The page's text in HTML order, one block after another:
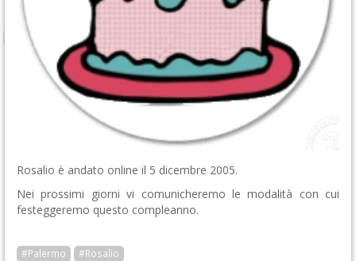
Rosalio è andato online il 5 dicembre 2005.
Nei prossimi giorni vi comunicheremo le modalità con cui
festeggeremo questo compleanno.
#Palermo #Rosalio